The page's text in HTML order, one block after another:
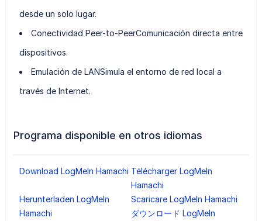
desde un solo lugar.
Conectividad Peer-to-PeerComunicación directa entre
dispositivos.
Emulación de LANSimula el entorno de red local a
través de Internet.
Programa disponible en otros idiomas
Download LogMeIn Hamachi Télécharger LogMeIn
Hamachi
Herunterladen LogMeIn
Hamachi
Scaricare LogMeIn Hamachi
ダウンロード LogMeIn